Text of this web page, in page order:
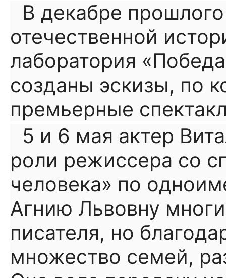
В декабре
отечественной
лаборатория
созданы эскизы, по
премьерные
5 и 6 мая актер
роли режиссера со
человека» по
Агнию Львовну
писателя, но
множество семей,